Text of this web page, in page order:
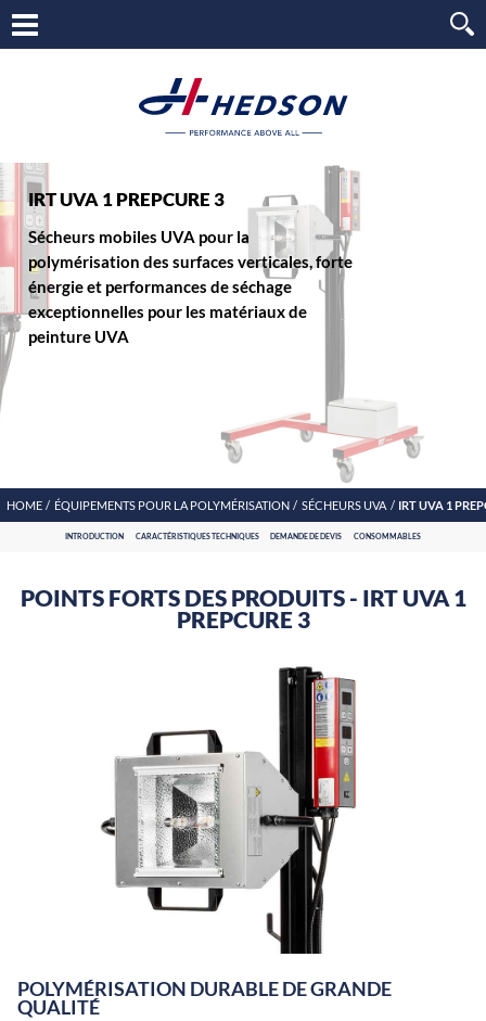
IRT UVA 1 PREPCURE 3
Sécheurs mobiles UVA pour la
polymérisation des surfaces verticales, forte
énergie et performances de séchage
exceptionnelles pour les matériaux de
peinture UVA
HOME ÉQUIPEMENTS POUR LA POLYMÉRISATION SÉCHEURS UVA IRT UVA 1
INTRODUCTION CARACTÉRISTIQUES TECHNIQUES DEMANDE DE DEVIS CONSOMMABLES
POINTS FORTS DES PRODUITS - IRT UVA 1
PREPCURE 3
POLYMÉRISATION DURABLE DE GRANDE
QUALITÉ